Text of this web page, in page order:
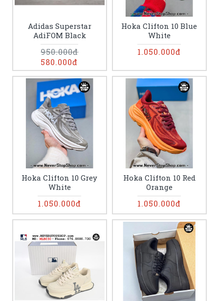
Adidas Superstar
AdiFOM Black
580.000đ
950.000đ
Hoka Clifton 10 Blue
White
1.050.000đ
Hoka Clifton 10 Grey
White
1.050.000đ
Hoka Clifton 10 Red
Orange
1.050.000đ